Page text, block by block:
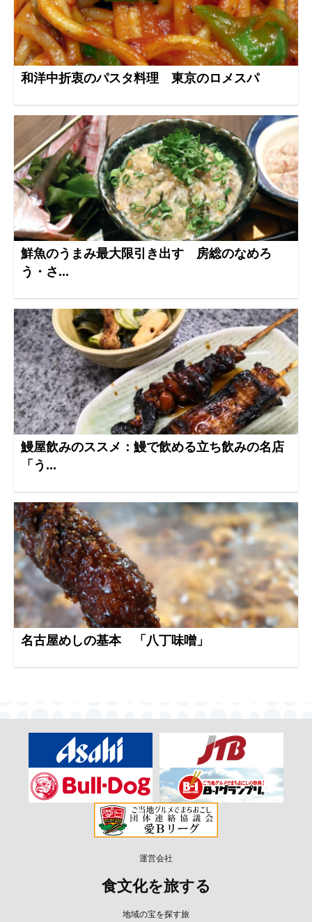
和洋中折衷のパスタ料理 東京のロメスパ
鮮魚のうまみ最大限引き出す 房総のなめろ
う・さ...
鰻屋飲みのススメ：鰻で飲める立ち飲みの名店
「う...
名古屋めしの基本 「八丁味噌」
運営会社
食文化を旅する
地域の宝を探す旅